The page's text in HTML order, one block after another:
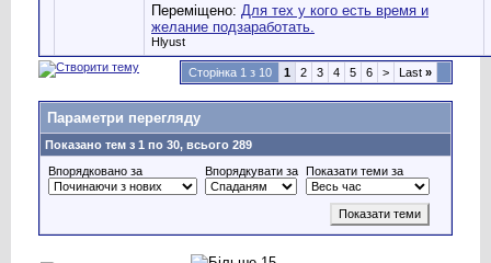
Переміщено: Для тех у кого есть время и
желание подзаработать.
Hlyust
Сторінка 1 з 10 1 2 3 4 5 6 > Last »
Параметри перегляду
Показано тем з 1 по 30, всього 289
Впорядковано за
Впорядкувати за Показати теми за